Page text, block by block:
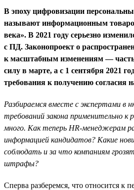
В эпоху цифровизации
называют информационным
века». В 2021 году серьезно
с ПД. Законопроект о
к масштабным изменениям — часть
силу в марте, а с 1 сентября 2021
требования к получению согласия
Разбираемся вместе с экспертами в
требований закона применительно к
много. Как теперь HR-менеджерам
информацией кандидатов? Какие
соблюдать и за что компаниям
штрафы?
Сперва разберемся, что относится к